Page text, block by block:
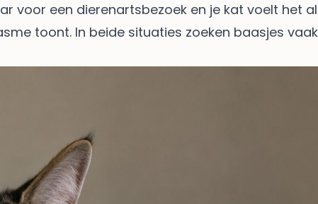
voor een dierenartsbezoek en je kat voelt het
toont. In beide situaties zoeken baasjes